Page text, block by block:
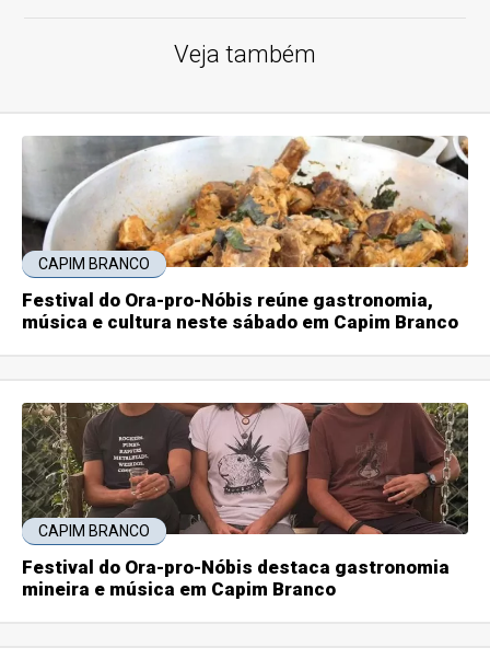
Veja também
CAPIM BRANCO
Festival do Ora-pro-Nóbis reúne gastronomia,
música e cultura neste sábado em Capim Branco
CAPIM BRANCO
Festival do Ora-pro-Nóbis destaca gastronomia
mineira e música em Capim Branco